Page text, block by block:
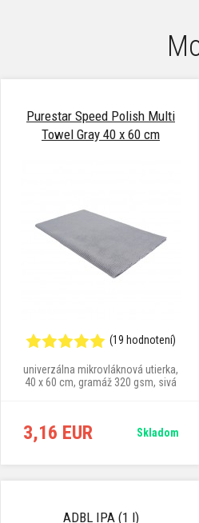
Purestar Speed Polish Multi
Towel Gray 40 x 60 cm
(19 hodnotení)
univerzálna mikrovláknová utierka,
40 x 60 cm, gramáž 320 gsm, sivá
3,16 EUR Skladom
ADBL IPA (1 l)